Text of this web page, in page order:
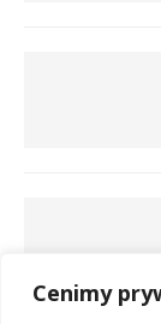
Cenimy